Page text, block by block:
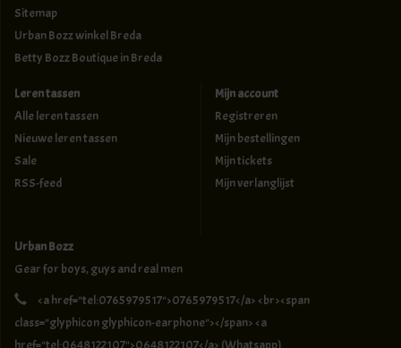
Sitemap
Urban Bozz winkel Breda
Betty Bozz Boutique in Breda
Leren tassen
Alle leren tassen
Nieuwe leren tassen
Sale
RSS-feed
Mijn account
Registreren
Mijn bestellingen
Mijn tickets
Mijn verlanglijst
Urban Bozz
Gear for boys, guys and real men
<a href="tel:0765979517">0765979517</a> <br><span
class="glyphicon glyphicon-earphone"></span> <a